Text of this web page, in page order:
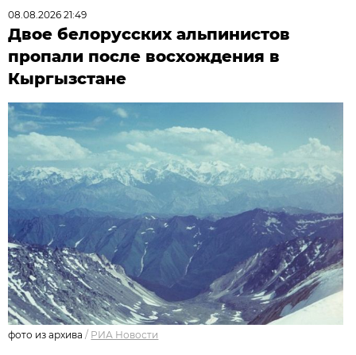
08.08.2026 21:49
Двое белорусских альпинистов
пропали после восхождения в
Кыргызстане
фото из архива / РИА Новости